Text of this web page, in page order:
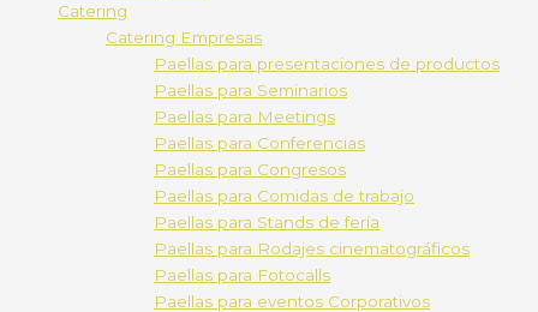
Catering
Catering Empresas
Paellas para presentaciones de productos
Paellas para Seminarios
Paellas para Meetings
Paellas para Conferencias
Paellas para Congresos
Paellas para Comidas de trabajo
Paellas para Stands de feria
Paellas para Rodajes cinematográficos
Paellas para Fotocalls
Paellas para eventos Corporativos